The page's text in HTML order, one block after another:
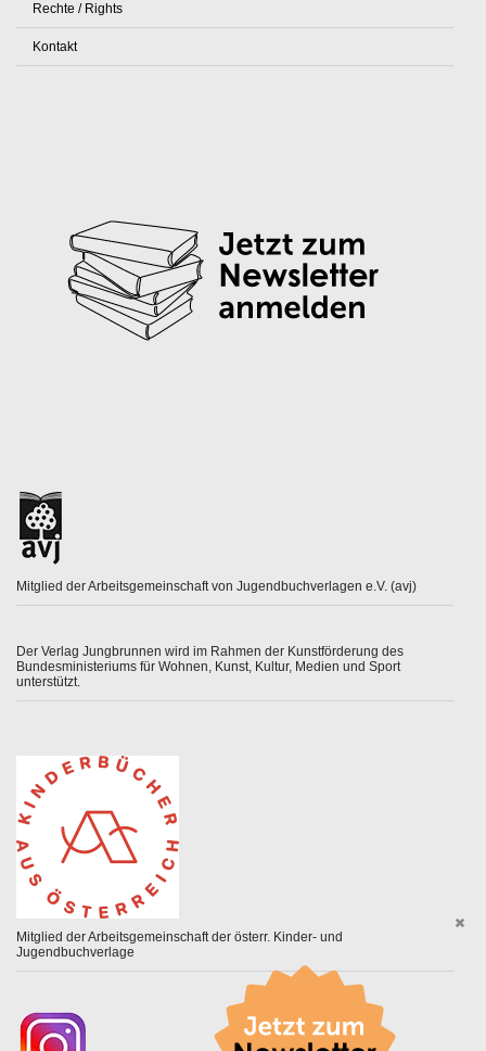
Rechte / Rights
Kontakt
Mitglied der Arbeitsgemeinschaft von Jugendbuchverlagen e.V. (avj)
Der Verlag Jungbrunnen wird im Rahmen der Kunstförderung des
Bundesministeriums für Wohnen, Kunst, Kultur, Medien und Sport
unterstützt.
Mitglied der Arbeitsgemeinschaft der österr. Kinder- und
Jugendbuchverlage